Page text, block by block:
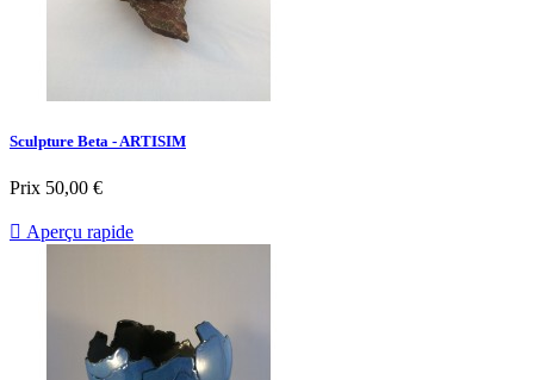
Sculpture Beta - ARTISIM
Prix 50,00 €
 Aperçu rapide